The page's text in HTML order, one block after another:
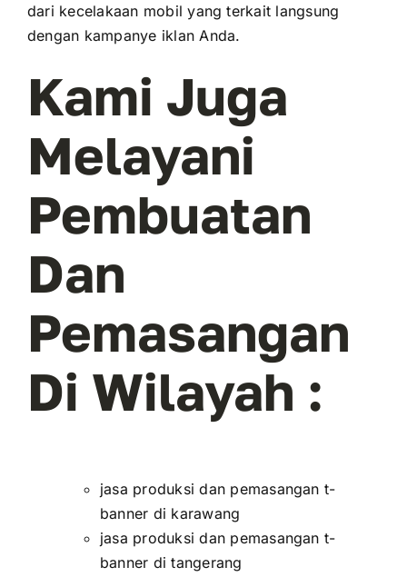
dari kecelakaan mobil yang terkait langsung
dengan kampanye iklan Anda.
Kami Juga
Melayani
Pembuatan
Dan
Pemasangan
Di Wilayah :
jasa produksi dan pemasangan t-
banner di karawang
jasa produksi dan pemasangan t-
banner di tangerang